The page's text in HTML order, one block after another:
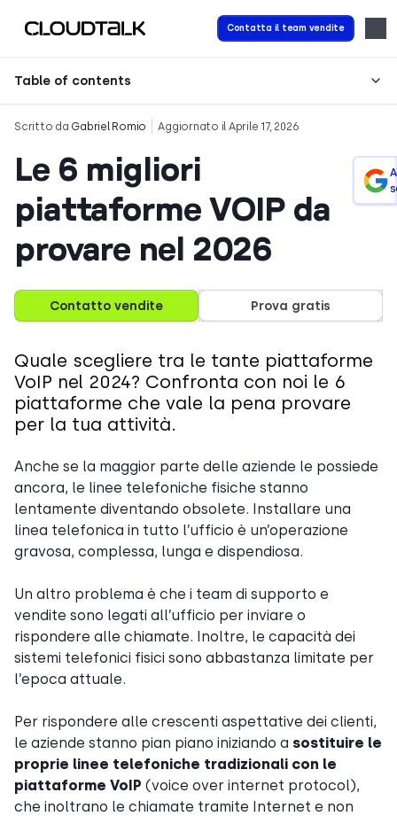
Contatta il team vendite
Table of contents
Scritto da Gabriel Romio Aggiornato il Aprile 17, 2026
Le 6 migliori
piattaforme VOIP da
provare nel 2026
Contatto vendite Prova gratis
Quale scegliere tra le tante piattaforme
VoIP nel 2024? Confronta con noi le 6
piattaforme che vale la pena provare
per la tua attività.
Anche se la maggior parte delle aziende le possiede
ancora, le linee telefoniche fisiche stanno
lentamente diventando obsolete. Installare una
linea telefonica in tutto l’ufficio è un’operazione
gravosa, complessa, lunga e dispendiosa.
Un altro problema è che i team di supporto e
vendite sono legati all’ufficio per inviare o
rispondere alle chiamate. Inoltre, le capacità dei
sistemi telefonici fisici sono abbastanza limitate per
l’epoca attuale.
Per rispondere alle crescenti aspettative dei clienti,
le aziende stanno pian piano iniziando a sostituire le
proprie linee telefoniche tradizionali con le
piattaforme VoIP (voice over internet protocol),
che inoltrano le chiamate tramite Internet e non